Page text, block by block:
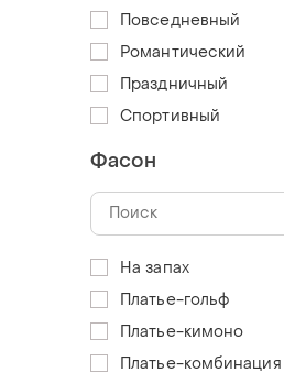
Повседневный
Романтический
Праздничный
Спортивный
Фасон
На запах
Платье-гольф
Платье-кимоно
Платье-комбинация